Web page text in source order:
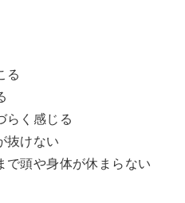
る
らく感じる
抜けない
で頭や身体が休まらない